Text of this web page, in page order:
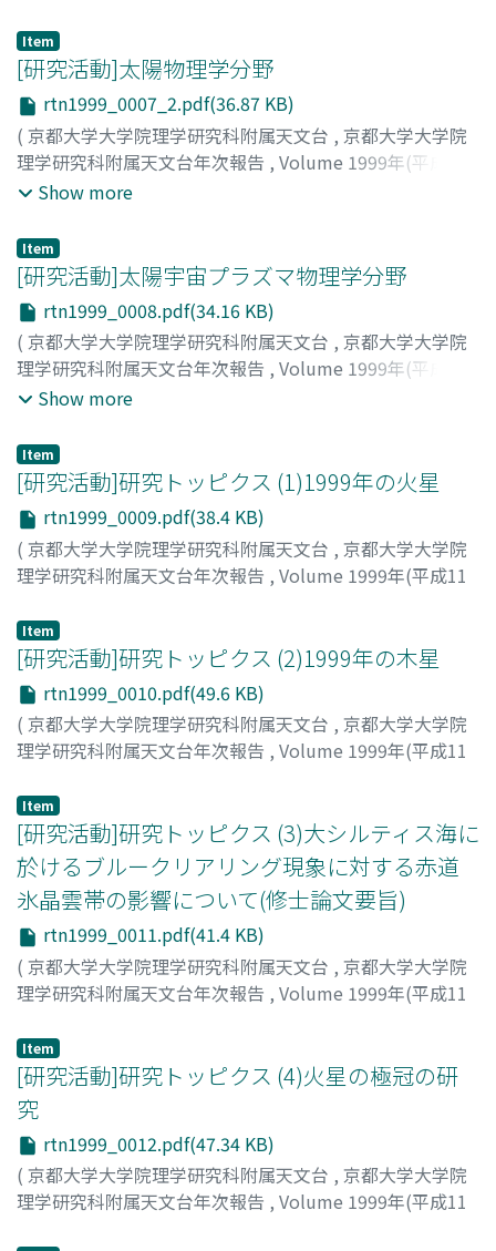
Item
[研究活動]太陽物理学分野
rtn1999_0007_2.pdf(36.87 KB)
( 京都大学大学院理学研究科附属天文台 , 京都大学大学院
理学研究科附属天文台年次報告 , Volume 1999年(平成11
年),2000,pp.7-7
Show more
Item
[研究活動]太陽宇宙プラズマ物理学分野
rtn1999_0008.pdf(34.16 KB)
( 京都大学大学院理学研究科附属天文台 , 京都大学大学院
理学研究科附属天文台年次報告 , Volume 1999年(平成11
年),2000,pp.8-8
Show more
Item
[研究活動]研究トッピクス (1)1999年の火星
rtn1999_0009.pdf(38.4 KB)
( 京都大学大学院理学研究科附属天文台 , 京都大学大学院
理学研究科附属天文台年次報告 , Volume 1999年(平成11
赤羽, 徳英
Item
[研究活動]研究トッピクス (2)1999年の木星
rtn1999_0010.pdf(49.6 KB)
( 京都大学大学院理学研究科附属天文台 , 京都大学大学院
理学研究科附属天文台年次報告 , Volume 1999年(平成11
浅田, 正
Item
[研究活動]研究トッピクス (3)大シルティス海に
於けるブルークリアリング現象に対する赤道
氷晶雲帯の影響について(修士論文要旨)
rtn1999_0011.pdf(41.4 KB)
( 京都大学大学院理学研究科附属天文台 , 京都大学大学院
理学研究科附属天文台年次報告 , Volume 1999年(平成11
中串, 孝志
Item
[研究活動]研究トッピクス (4)火星の極冠の研
究
rtn1999_0012.pdf(47.34 KB)
( 京都大学大学院理学研究科附属天文台 , 京都大学大学院
理学研究科附属天文台年次報告 , Volume 1999年(平成11